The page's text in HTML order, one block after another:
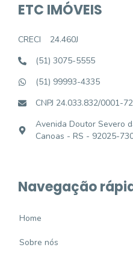
ETC IMÓVEIS
CRECI
24.460J
(51) 3075-5555
(51) 99993-4335
CNPJ 24.033.832/0001-72
Avenida Doutor Severo
Canoas - RS - 92025-
Navegação
Home
Sobre nós